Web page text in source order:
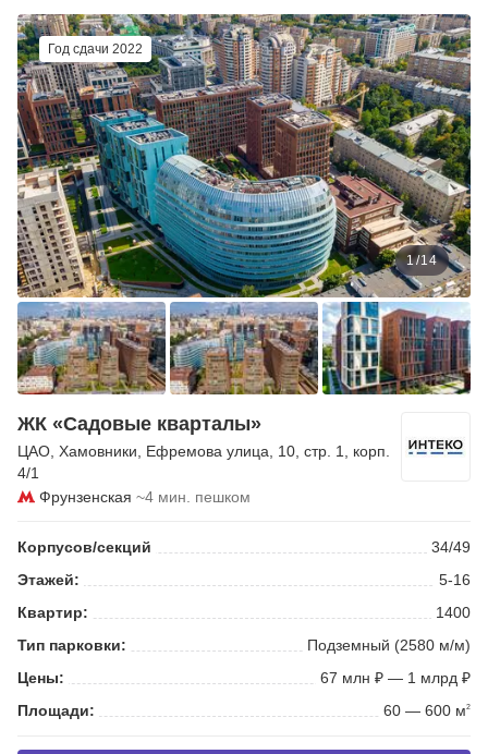
Год сдачи 2022
1/14
ЖК «Садовые кварталы»
ЦАО Хамовники Ефремова улица , 10, стр. 1, корп.
4/1
Фрунзенская ~4 мин. пешком
Корпусов/секций
34/49
Этажей:
5-16
Квартир:
1400
Тип парковки:
Подземный (2580 м/м)
Цены:
67 млн ₽ — 1 млрд ₽
Площади:
60 — 600 м2